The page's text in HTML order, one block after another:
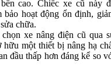
cao. Chiếc xe cũ này
bảo hoạt động ổn định,
chữa.
xe nâng điện cũ qua
một thiết bị nâng hạ
đầu thấp hơn đáng kể so